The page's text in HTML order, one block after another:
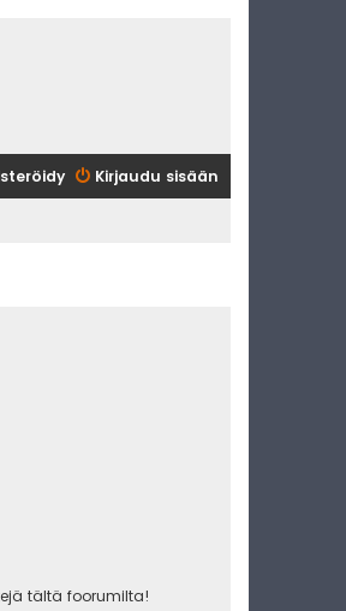
Kirjaudu sisään
tältä foorumilta!